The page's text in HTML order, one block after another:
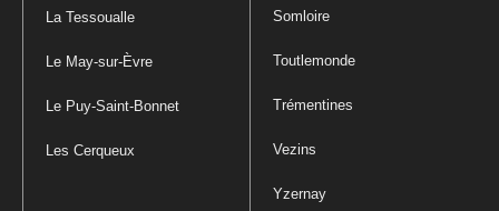
La Tessoualle
Le May-sur-Èvre
Le Puy-Saint-Bonnet
Les Cerqueux
Somloire
Toutlemonde
Trémentines
Vezins
Yzernay